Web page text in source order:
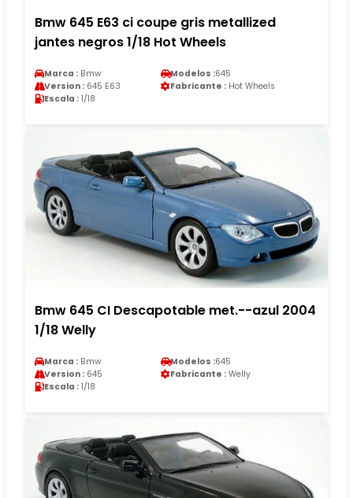
Bmw 645 E63 ci coupe gris metallized
jantes negros 1/18 Hot Wheels
Marca : Bmw Modelos :645
Version : 645 E63 Fabricante : Hot Wheels
Escala : 1/18
Bmw 645 CI Descapotable met.--azul 2004
1/18 Welly
Marca : Bmw Modelos :645
Version : 645 Fabricante : Welly
Escala : 1/18